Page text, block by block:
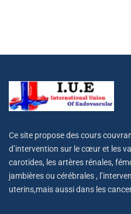
Ce site propose des cours
d’intervention sur le cœur et les
carotides, les artères rénales,
jambières ou cérébrales ,
uterins,mais aussi dans les